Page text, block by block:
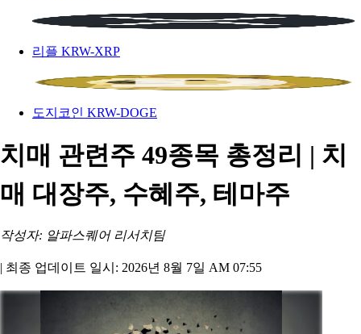
리플 KRW-XRP
도지코인 KRW-DOGE
치매 관련주 49종목 총정리 | 치
매 대장주, 수혜주, 테마주
작성자: 알파스퀘어 리서치팀
| 최종 업데이트 일시: 2026년 8월 7일 AM 07:55